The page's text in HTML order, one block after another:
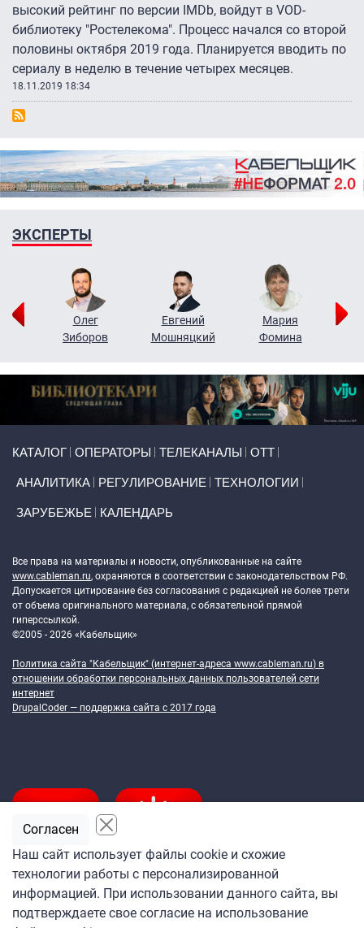
высокий рейтинг по версии IMDb, войдут в VOD-
библиотеку "Ростелекома". Процесс начался со второй
половины октября 2019 года. Планируется вводить по
сериалу в неделю в течение четырех месяцев.
18.11.2019 18:34
ЭКСПЕРТЫ
Олег
Зиборов
Евгений
Мошняцкий
Мария
Фомина
КАТАЛОГ ОПЕРАТОРЫ ТЕЛЕКАНАЛЫ ОТТ
АНАЛИТИКА РЕГУЛИРОВАНИЕ ТЕХНОЛОГИИ
ЗАРУБЕЖЬЕ КАЛЕНДАРЬ
Все права на материалы и новости, опубликованные на сайте
www.cableman.ru, охраняются в соответствии с законодательством РФ.
Допускается цитирование без согласования с редакцией не более трети
от объема оригинального материала, с обязательной прямой
гиперссылкой.
©2005 - 2026 «Кабельщик»
Политика сайта "Кабельщик" (интернет-адреса www.cableman.ru) в
отношении обработки персональных данных пользователей сети
интернет
DrupalCoder — поддержка сайта c 2017 года
Подпишитесь
на ежедневную рассылку
Наш сайт использует файлы cookie и схожие
технологии работы с персонализированной
информацией. При использовании данного сайта, вы
подтверждаете свое согласие на использование
Согласен